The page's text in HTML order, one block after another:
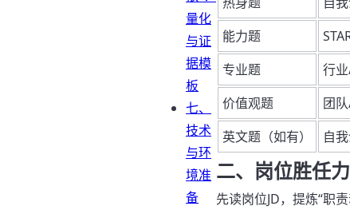
量化
与证
据模
板
七、
技术
与环
境准
备
能力题
专业题
行
价值观题
团
英文题（如有）
自
二、岗位胜任
先读岗位JD，提炼“职